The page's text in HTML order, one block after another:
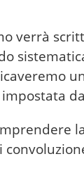
verrà